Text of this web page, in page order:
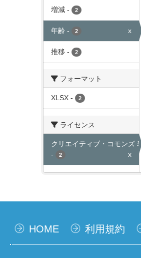
増減 - 2
年齢 - 2 x
推移 - 2
フォーマット
XLSX - 2
ライセンス
クリエイティブ・コモンズ
-
2 x
HOME 利用規約